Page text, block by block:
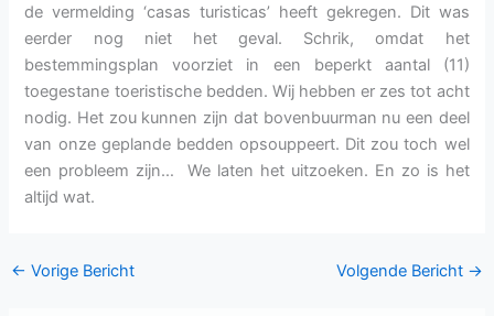
de vermelding ‘casas turisticas’ heeft gekregen. Dit was
eerder nog niet het geval. Schrik, omdat het
bestemmingsplan voorziet in een beperkt aantal (11)
toegestane toeristische bedden. Wij hebben er zes tot acht
nodig. Het zou kunnen zijn dat bovenbuurman nu een deel
van onze geplande bedden opsouppeert. Dit zou toch wel
een probleem zijn… We laten het uitzoeken. En zo is het
altijd wat.
← Vorige Bericht Volgende Bericht →